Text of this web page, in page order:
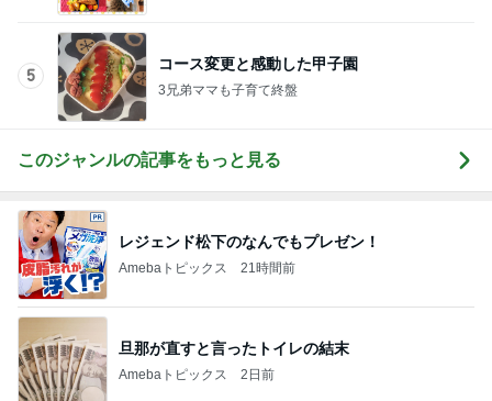
5
コース変更と感動した甲子園
3兄弟ママも子育て終盤
このジャンルの記事をもっと見る
レジェンド松下のなんでもプレゼン！
Amebaトピックス 21時間前
旦那が直すと言ったトイレの結末
Amebaトピックス 2日前